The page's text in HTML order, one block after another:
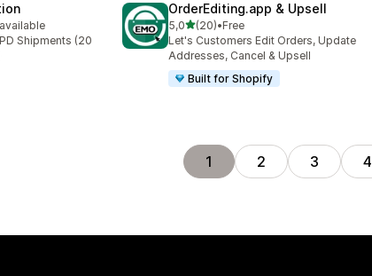
Shipments (20
OrderEditing.app & Upsell
5,0de 5 estrelas
(20)
20 total de avaliações
•Free
Let's Customers Edit Orders, Update
Addresses, Cancel & Upsell
Built for Shopify
1 2 3 4